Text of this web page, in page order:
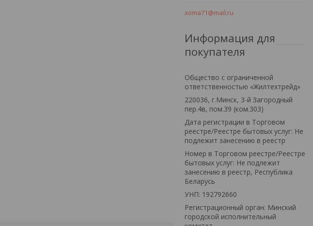
xoma71@mail.ru
Информация для
покупателя
Общество с ограниченной
ответственностью «Жилтехтрейд»
220036, г.Минск, 3-й Загородный
пер.4в, пом.39 (ком.303)
Дата регистрации в Торговом
реестре/Реестре бытовых услуг: Не
подлежит занесению в реестр
Номер в Торговом реестре/Реестре
бытовых услуг: Не подлежит
занесению в реестр, Республика
Беларусь
УНП: 192792660
Регистрационный орган: Минский
городской исполнительный